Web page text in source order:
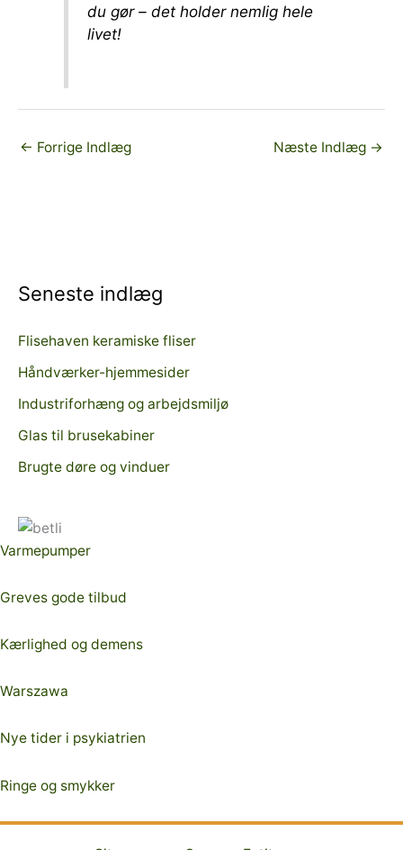
du gør – det holder nemlig hele
livet!
← Forrige Indlæg Næste Indlæg →
Seneste indlæg
Flisehaven keramiske fliser
Håndværker-hjemmesider
Industriforhæng og arbejdsmiljø
Glas til brusekabiner
Brugte døre og vinduer
Varmepumper
Greves gode tilbud
Kærlighed og demens
Warszawa
Nye tider i psykiatrien
Ringe og smykker